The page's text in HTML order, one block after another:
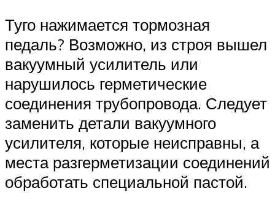
Туго нажимается тормозная
педаль? Возможно, из строя вышел
вакуумный усилитель или
нарушилось герметические
соединения трубопровода. Следует
заменить детали вакуумного
усилителя, которые неисправны, а
места разгерметизации соединений
обработать специальной пастой.